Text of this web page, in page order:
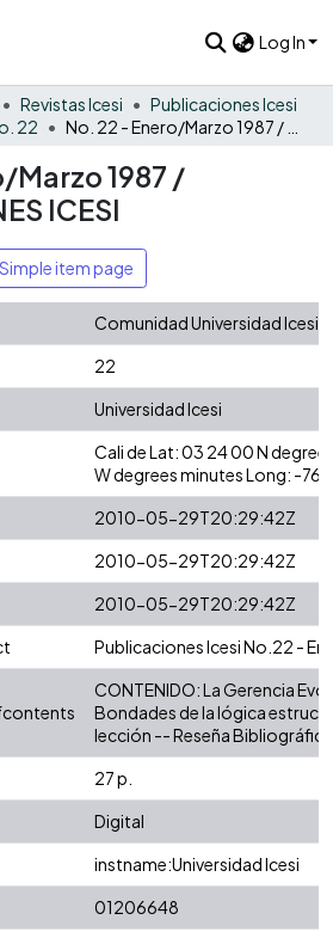
Log In
Revistas Icesi
Publicaciones Icesi
22
Marzo 1987 /
ICESI
Simple item page
Comunidad Universidad Icesi
22
Universidad Icesi
Cali de Lat: 03 24 00 N
W degrees minutes Long: -
2010-05-29T20:29:42Z
2010-05-29T20:29:42Z
2010-05-29T20:29:42Z
Publicaciones Icesi No.22 -
CONTENIDO: La Gerencia
Bondades de la lógica
lección -- Reseña Bibliográfica
27 p.
Digital
instname:Universidad Icesi
01206648